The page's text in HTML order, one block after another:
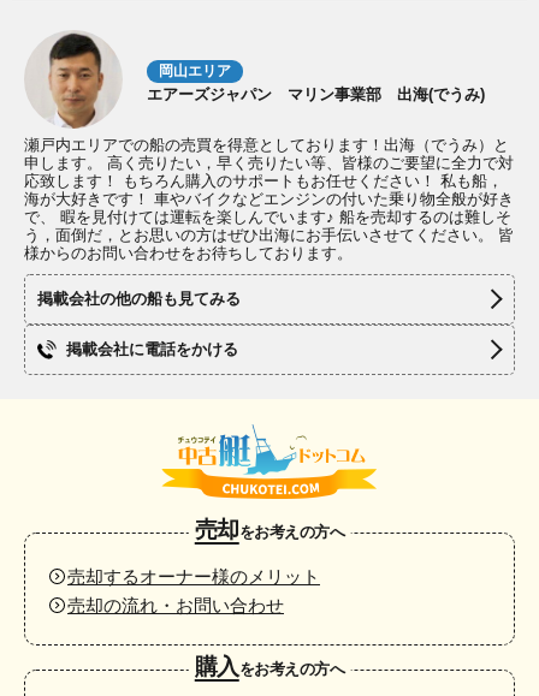
岡山エリア
エアーズジャパン マリン事業部 出海(でうみ)
瀬戸内エリアでの船の売買を得意としております！出海（でうみ）と
申します。 高く売りたい，早く売りたい等、皆様のご要望に全力で対
応致します！ もちろん購入のサポートもお任せください！ 私も船，
海が大好きです！ 車やバイクなどエンジンの付いた乗り物全般が好き
で、 暇を見付けては運転を楽しんでいます♪ 船を売却するのは難しそ
う，面倒だ，とお思いの方はぜひ出海にお手伝いさせてください。 皆
様からのお問い合わせをお待ちしております。
掲載会社の他の船も見てみる
掲載会社に電話をかける
売却をお考えの方へ
売却するオーナー様のメリット
売却の流れ・お問い合わせ
購入 をお考えの方へ